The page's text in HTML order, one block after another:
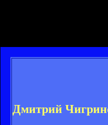
Дмитрий